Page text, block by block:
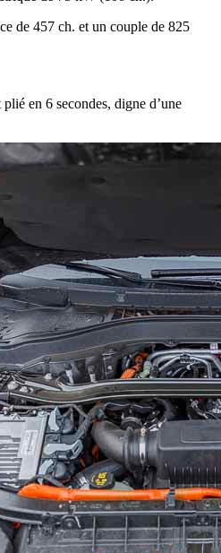
de 457 ch. et un couple de 825
en 6 secondes, digne d’une